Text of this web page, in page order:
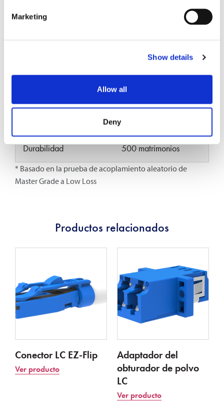
Marketing
Show details
Allow all
Deny
-40 a +75
Resistencia a la
Durabilidad 500 matrimonios
* Basado en la prueba de acoplamiento aleatorio de
Master Grade a Low Loss
Productos relacionados
Conector LC EZ-Flip
Ver producto
Adaptador del
obturador de polvo
LC
Ver producto